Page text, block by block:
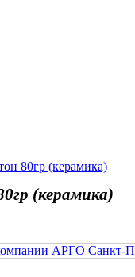
80гр (керамика)
(керамика)